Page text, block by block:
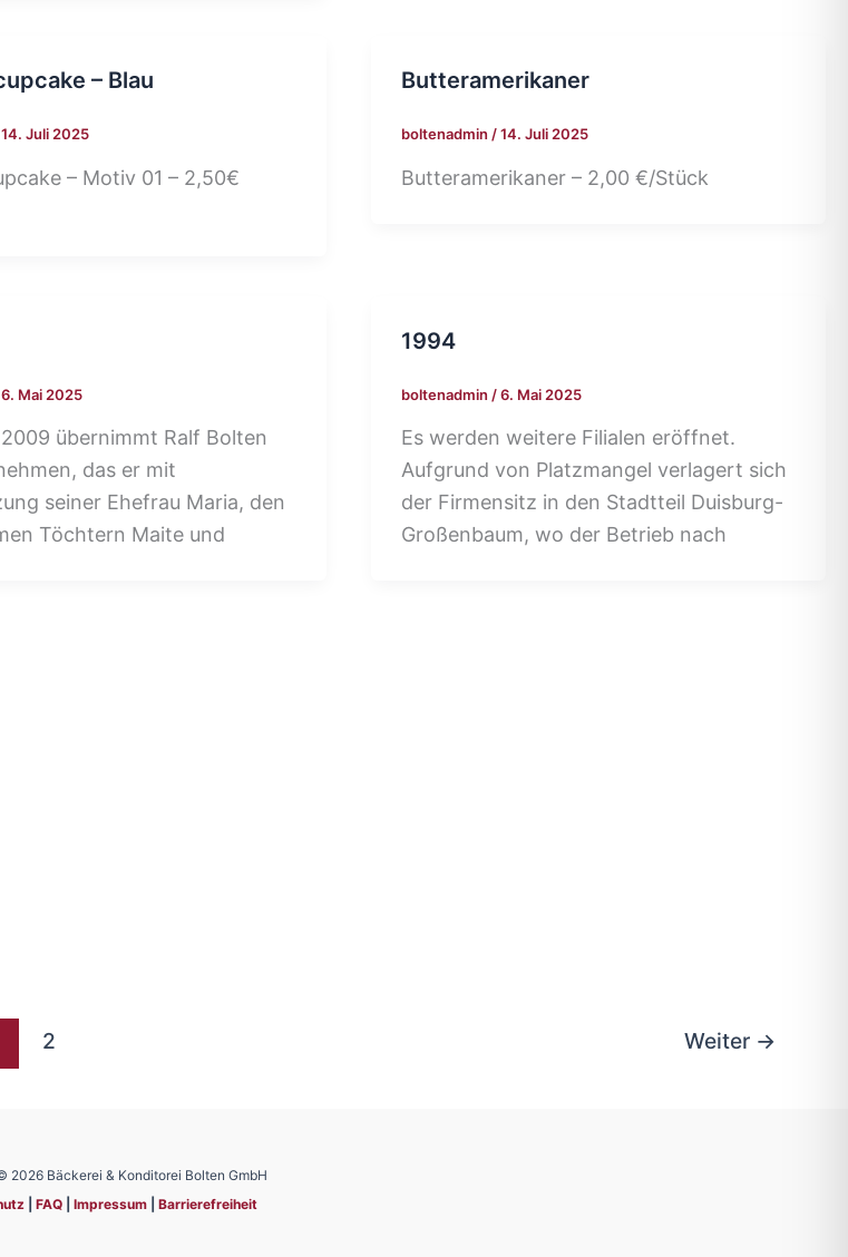
– Blau
14. Juli 2025
– Motiv 01 – 2,50€
Butteramerikaner
boltenadmin /14. Juli 2025
Butteramerikaner – 2,00 €/Stück
6. Mai 2025
übernimmt Ralf Bolten
das er mit
seiner Ehefrau Maria, den
Töchtern Maite und
1994
boltenadmin /6. Mai 2025
Es werden weitere Filialen eröffnet.
Aufgrund von Platzmangel verlagert sich
der Firmensitz in den Stadtteil Duisburg-
Großenbaum, wo der Betrieb nach
2 Weiter →
2026 Bäckerei & Konditorei Bolten GmbH
FAQ Impressum Barrierefreiheit